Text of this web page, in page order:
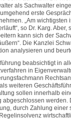
als Sachwalter
erste
„Am
so Dr. Karg.
kann sich der
Die Kanzlei
analysieren und
beabsichtigt in
in
weiteren
sollen innerhalb
abgeschlossen werden.
durch Zahlung